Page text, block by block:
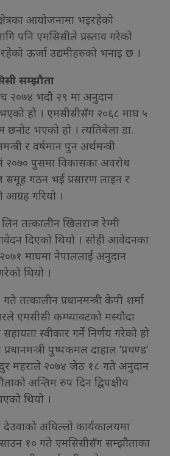
आयोजनामा भइरहेको
पनि एमसिसीले प्रस्ताव गरेको
ऊर्जा उद्यमीहरुको भनाइ छ ।
सम्झौता
२०७४ भदौ २९ मा अनुदान
भएको हो । एमसीसीसँग २०६८ माघ ५
छनोट भएको हो । त्यतिबेला डा.
र वर्षमान पुन अर्थमन्त्री
२०७० पुसमा विकासका अवरोध
समूह गठन भई प्रसारण लाइन र
आग्रह गरियो ।
तत्कालीन खिलराज रेग्मी
दिएको थियो । सोही आवेदनका
माघमा नेपाललाई अनुदान
थियो ।
तत्कालीन प्रधानमन्त्री केपी शर्मा
एमसीसी कम्प्याक्टको मस्यौदा
सहायता स्वीकार गर्ने निर्णय गरेको हो
पुष्पकमल दाहाल ‘प्रचण्ड’
महराले २०७४ जेठ १८ गते अनुदान
अन्तिम रुप दिन द्विपक्षीय
थियो ।
देउवाको अघिल्लो कार्यकालयमा
साउन १० गते एमसिसीसँग सम्झौताका